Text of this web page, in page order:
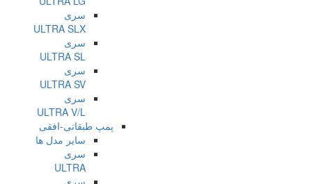
سری
ULTRA SLX
سری
ULTRA SL
سری
ULTRA SV
سری
ULTRA V/L
پمپ طبقاتی-افقی
سایر مدل ها
سری
ULTRA